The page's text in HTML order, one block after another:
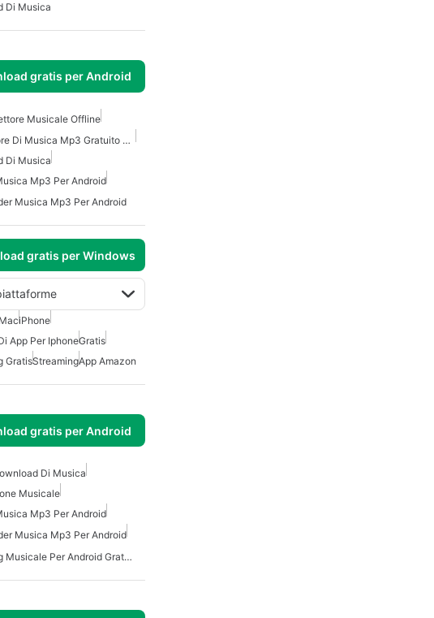
Di Musica
gratis per Android
Musicale Offline
Scaricatore Di Musica Mp3 Gratuito Per Android
Di Musica
Mp3 Per Android
Musica Mp3 Per Android
gratis per Windows
iPhone
App Per IphoneGratis
GratisStreamingApp Amazon
gratis per Android
Di Musica
Musicale
Mp3 Per Android
Musica Mp3 Per Android
Streaming Musicale Per Android Gratuito